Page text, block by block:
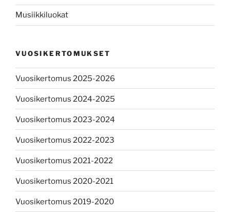
Musiikkiluokat
VUOSIKERTOMUKSET
Vuosikertomus 2025-2026
Vuosikertomus 2024-2025
Vuosikertomus 2023-2024
Vuosikertomus 2022-2023
Vuosikertomus 2021-2022
Vuosikertomus 2020-2021
Vuosikertomus 2019-2020